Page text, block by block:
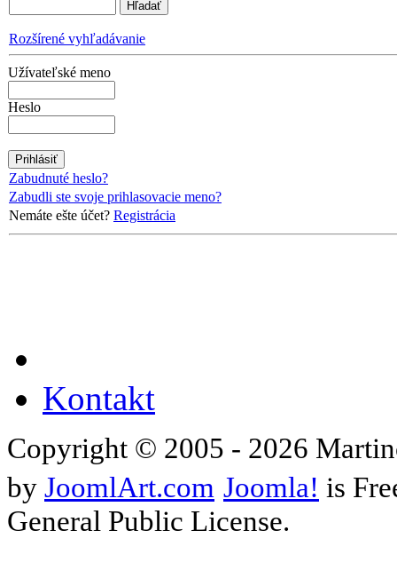
Rozšírené vyhľadávanie
Užívateľské meno
Heslo
Zabudnuté heslo?
Zabudli ste svoje prihlasovacie meno?
Nemáte ešte účet? Registrácia
Kontakt
Copyright © 2005 - 2026
by JoomlArt.com Joomla! is
General Public License.